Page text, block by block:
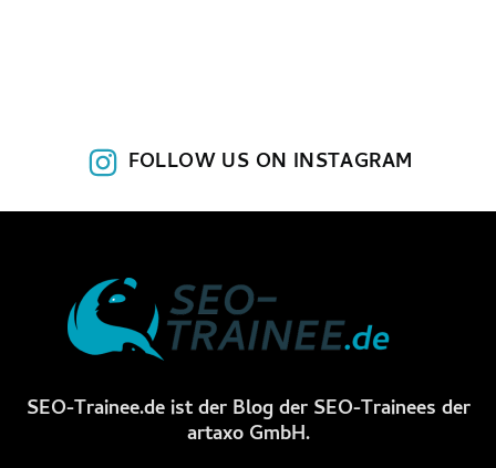
FOLLOW US ON INSTAGRAM
SEO-Trainee.de ist der Blog der SEO-Trainees der
artaxo GmbH.